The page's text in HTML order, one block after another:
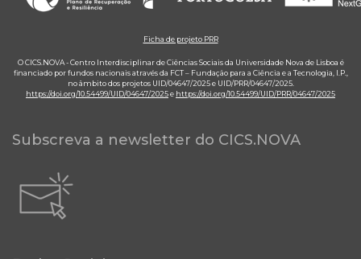
Ficha de projeto PRR
O CICS.NOVA - Centro Interdisciplinar de Ciências Sociais da Universidade Nova de Lisboa é
financiado por fundos nacionais através da FCT – Fundação para a Ciência e a Tecnologia, I.P.,
no âmbito dos projetos UID/04647/2025 e UID/PRR/04647/2025.
https://doi.org/10.54499/UID/04647/2025e https://doi.org/10.54499/UID/PRR/04647/2025
Subscreva a newsletter do CICS.NOVA